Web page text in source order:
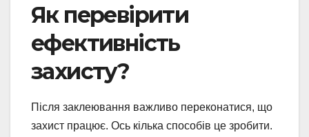
Як перевірити
ефективність
захисту?
Після заклеювання важливо переконатися, що
захист працює. Ось кілька способів це зробити.